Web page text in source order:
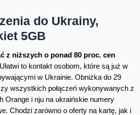
do Ukrainy,
5GB
z niższych o ponad 80 proc. cen
to kontakt osobom, które są już w
w Ukrainie. Obniżka do 29
wszystkich połączeń wykonywanych z
Orange i nju na ukraińskie numery
Chodzi zarówno o oferty na kartę, jak i